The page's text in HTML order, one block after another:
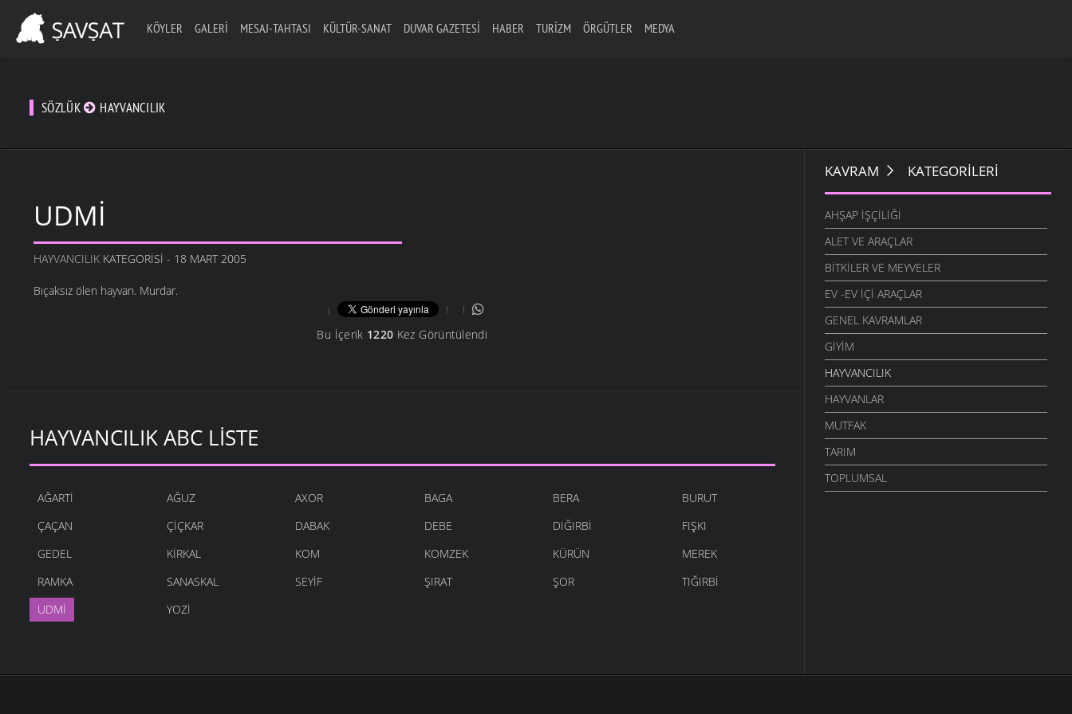
KÖYLER GALERI MESAJ-TAHTASI KÜLTÜR-SANAT DUVAR GAZETESI HABER TURIZM ÖRGÜTLER MEDYA
SÖZLÜK HAYVANCILIK
UDMI
HAYVANCILIK KATEGORISI - 18 MART 2005
Bıçaksız ölen hayvan. Murdar.
Bu İçerik 1220 Kez Görüntülendi
HAYVANCILIK ABC LISTE
AĞARTI AĞUZ AXOR BAGA BERA
BURUT
ÇAÇAN
ÇIÇKAR DABAK DEBE DIĞIRBI
FIŞKI
GEDEL
KIRKAL KOM KOMZEK KÜRÜN
MEREK
RAMKA
SANASKAL SEYIF ŞIRAT ŞOR
TIĞIRBI
UDMI
YOZI
KAVRAM KATEGORILERI
AHŞAP İŞÇILIĞI
ALET VE ARAÇLAR
BITKILER VE MEYVELER
EV -EV İÇI ARAÇLAR
GENEL KAVRAMLAR
GIYIM
HAYVANCILIK
HAYVANLAR
MUTFAK
TARIM
TOPLUMSAL